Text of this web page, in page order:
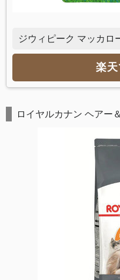
ジウィピーク マッカロ
楽
ロイヤルカナン ヘアー